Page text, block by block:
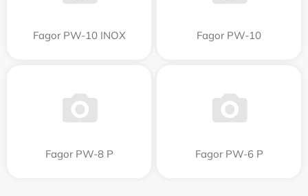
Fagor PW-10 INOX Fagor PW-10
Fagor PW-8 P Fagor PW-6 P